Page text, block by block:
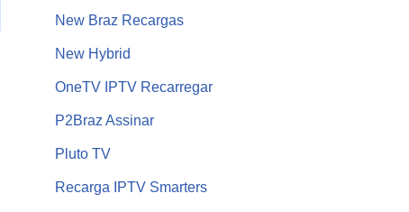
New Braz Recargas
New Hybrid
OneTV IPTV Recarregar
P2Braz Assinar
Pluto TV
Recarga IPTV Smarters